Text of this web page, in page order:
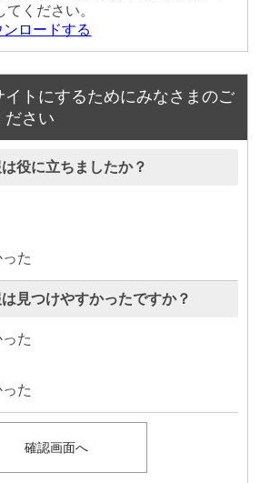
ください。
ンロードする
イトにするためにみなさまのご
ださい
役に立ちましたか？
た
見つけやすかったですか？
た
た